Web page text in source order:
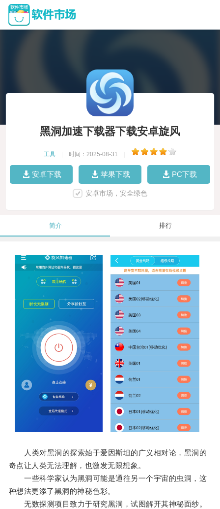
黑洞加速下载器下载安卓旋风
工具 时间：2025-08-31
安卓下载 苹果下载 PC下载
安卓市场，安全绿色
简介 排行
人类对黑洞的探索始于爱因斯坦的广义相对论，黑洞的
奇点让人类无法理解，也激发无限想象。
一些科学家认为黑洞可能是通往另一个宇宙的虫洞，这
种想法更添了黑洞的神秘色彩。
无数探测项目致力于研究黑洞，试图解开其神秘面纱。